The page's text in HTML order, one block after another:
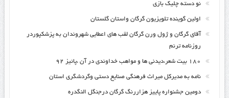
نو دسته چلیک بازی
اولین گوینده تلویزیون گرگان واستان گلستان
آقای گرگان و ژول ورن گرگان لقب های اعطایی شهروندان به پزشکپوردر
روزنامه ترنم
۱۸۰ بیت شعر،دیدنی ها و مواهب خداوندی در آن ،پائیز ۹۲
نامه به مدیرکل میراث فرهنگی صنایع دستی وگردشگری استان
دومین جشنواره پاییز هزاررنگ گرگان درجنگل النگدره